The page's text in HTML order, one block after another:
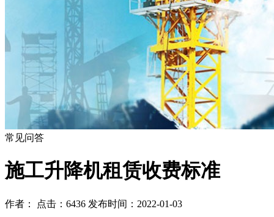
常见问答
施工升降机租赁收费标准
作者： 点击：6436 发布时间：2022-01-03